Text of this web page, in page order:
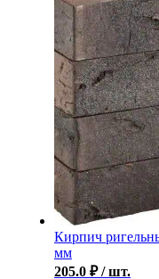
Кирпич
мм
205.0 ₽ / шт.